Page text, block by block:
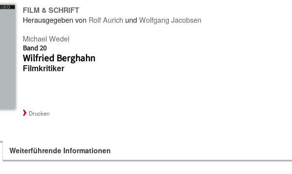
FILM & SCHRIFT
Herausgegeben von Rolf Aurich undWolfgang Jacobsen
Michael Wedel
Band 20
Wilfried Berghahn
Filmkritiker
Drucken
Weiterführende Informationen